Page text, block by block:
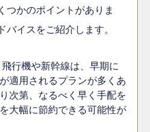
つかのポイントがありま
イスをご紹介します。
飛行機や新幹線は、早期に
適用されるプランが多くあ
次第、なるべく早く手配を
大幅に節約できる可能性が